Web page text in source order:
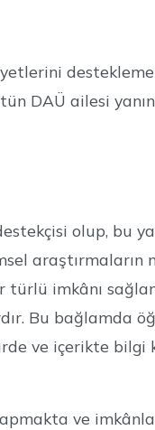
DAÜ ailesi
olup, bu
imkânı
Bu bağlamda
ve içerikte bilgi
ve